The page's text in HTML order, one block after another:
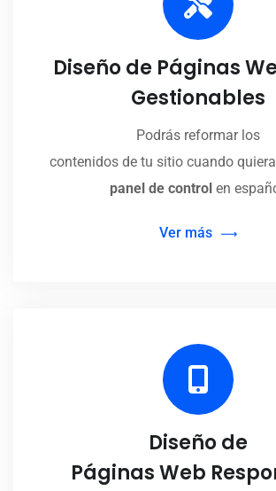
Diseño de Páginas
Gestionables
Podrás reformar los
contenidos de tu sitio cuando
panel de control en
Ver más
Diseño de
Páginas Web